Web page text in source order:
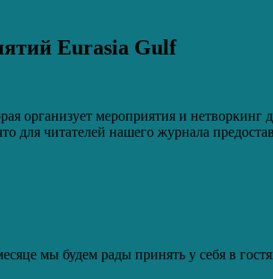
Eurasia Gulf
организует мероприятия и
читателей нашего журнала
мы будем рады принять у себя в